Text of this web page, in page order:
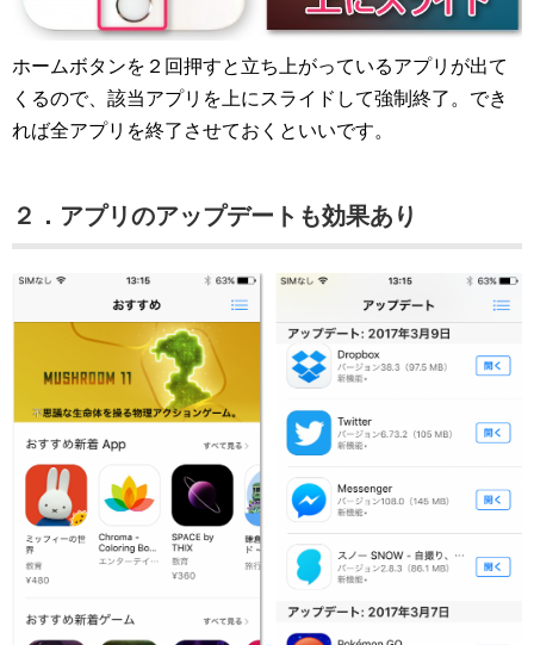
ホームボタンを２回押すと立ち上がっているアプリが出て
くるので、該当アプリを上にスライドして強制終了。でき
れば全アプリを終了させておくといいです。
２．アプリのアップデートも効果あり